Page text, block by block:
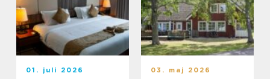
01. juli 2026 03. maj 2026